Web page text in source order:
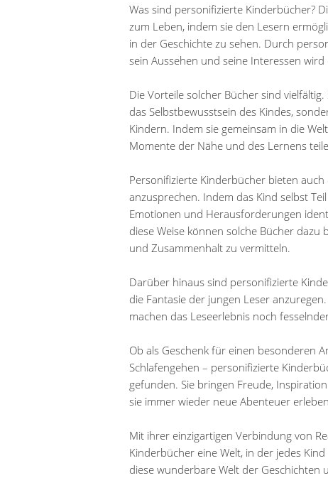
Was sind personifizierte Kinderbücher?
zum Leben, indem sie den Lesern
in der Geschichte zu sehen. Durch
sein Aussehen und seine Interessen
Die Vorteile solcher Bücher sind
das Selbstbewusstsein des Kindes,
Kindern. Indem sie gemeinsam in die
Momente der Nähe und des Lernens
Personifizierte Kinderbücher bieten
anzusprechen. Indem das Kind selbst
Emotionen und Herausforderungen
diese Weise können solche Bücher
und Zusammenhalt zu vermitteln.
Darüber hinaus sind personifizierte
die Fantasie der jungen Leser
machen das Leseerlebnis noch
Ob als Geschenk für einen besonderen
Schlafengehen – personifizierte
gefunden. Sie bringen Freude,
sie immer wieder neue Abenteuer
Mit ihrer einzigartigen Verbindung von
Kinderbücher eine Welt, in der jedes
diese wunderbare Welt der Geschichten